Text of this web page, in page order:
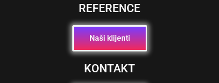
REFERENCE
Naši klijenti
KONTAKT